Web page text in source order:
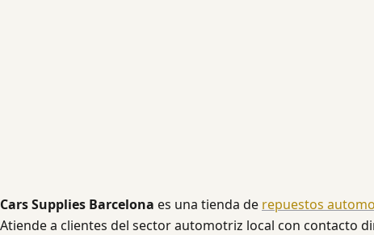
Cars Supplies Barcelona es una tienda de repuestos
Atiende a clientes del sector automotriz local con contacto